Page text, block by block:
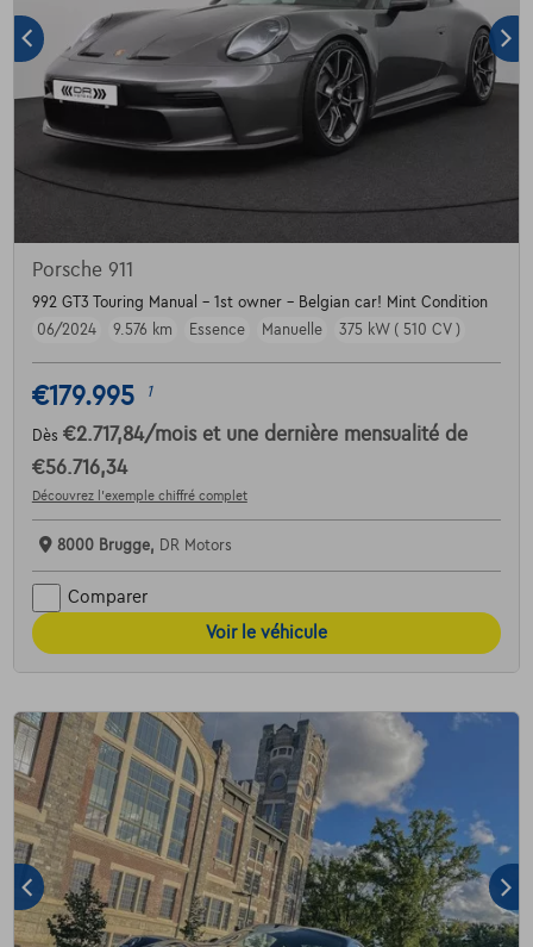
Porsche 911
992 GT3 Touring Manual - 1st owner - Belgian car! Mint Condition
06/2024
9.576 km Essence Manuelle 375 kW ( 510 CV )
€179.995 1
Dès €2.717,84/mois et une dernière mensualité de
€56.716,34
Découvrez l’exemple chiffré complet
8000 Brugge, DR Motors
Comparer
Voir le véhicule